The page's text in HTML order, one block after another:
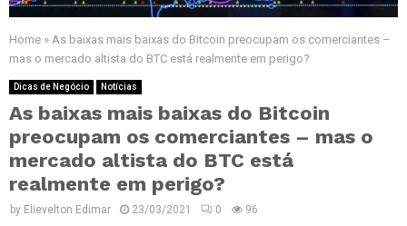
Home » As baixas mais baixas do Bitcoin preocupam os comerciantes –
mas o mercado altista do BTC está realmente em perigo?
Dicas de Negócio Notícias
As baixas mais baixas do Bitcoin
preocupam os comerciantes – mas o
mercado altista do BTC está
realmente em perigo?
by Elievelton Edimar 23/03/2021 0 96